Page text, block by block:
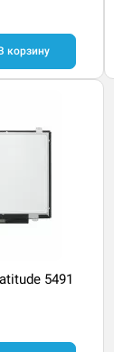
корзину
5491